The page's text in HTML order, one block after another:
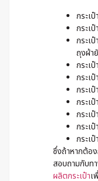
กระเ
กระเ
กระเ
ถุงผ้า
กระเ
กระเ
กระเ
กระเป๋
กระเ
กระเ
กระเ
ซึ่งถ้าหากต้อ
สอบถามกับทา
ผลิตกระเป๋าเ